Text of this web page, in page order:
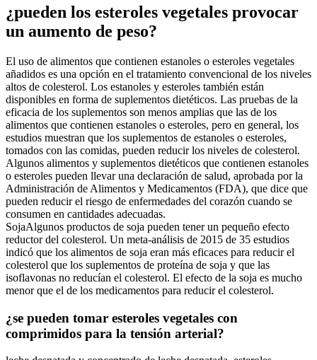
¿pueden los esteroles vegetales provocar
un aumento de peso?
El uso de alimentos que contienen estanoles o esteroles vegetales
añadidos es una opción en el tratamiento convencional de los niveles
altos de colesterol. Los estanoles y esteroles también están
disponibles en forma de suplementos dietéticos. Las pruebas de la
eficacia de los suplementos son menos amplias que las de los
alimentos que contienen estanoles o esteroles, pero en general, los
estudios muestran que los suplementos de estanoles o esteroles,
tomados con las comidas, pueden reducir los niveles de colesterol.
Algunos alimentos y suplementos dietéticos que contienen estanoles
o esteroles pueden llevar una declaración de salud, aprobada por la
Administración de Alimentos y Medicamentos (FDA), que dice que
pueden reducir el riesgo de enfermedades del corazón cuando se
consumen en cantidades adecuadas.
SojaAlgunos productos de soja pueden tener un pequeño efecto
reductor del colesterol. Un meta-análisis de 2015 de 35 estudios
indicó que los alimentos de soja eran más eficaces para reducir el
colesterol que los suplementos de proteína de soja y que las
isoflavonas no reducían el colesterol. El efecto de la soja es mucho
menor que el de los medicamentos para reducir el colesterol.
¿se pueden tomar esteroles vegetales con
comprimidos para la tensión arterial?